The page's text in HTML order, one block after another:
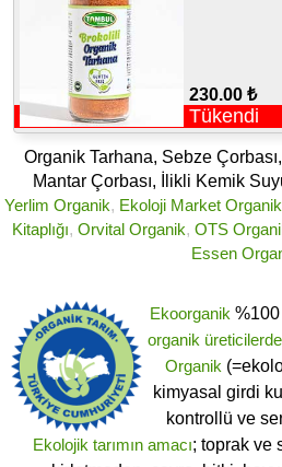
230.00 ₺
Tükendi
Organik Tarhana, Sebze Çorbası,
Mantar Çorbası, İlikli Kemik
Yerlim Organik, Ekoloji Market Organik
Kitaplığı, Orvital Organik, OTS
Essen
Ekoorganik %100
organik
Organik
kimyasal girdi
kontrollü ve
Ekolojik tarımın amacı; toprak ve